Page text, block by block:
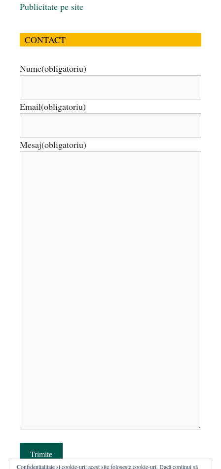
Publicitate pe site
CONTACT
Nume(obligatoriu)
Email(obligatoriu)
Mesaj(obligatoriu)
Trimite
Confidențialitate și cookie-uri: acest site folosește cookie-uri. Dacă continui să